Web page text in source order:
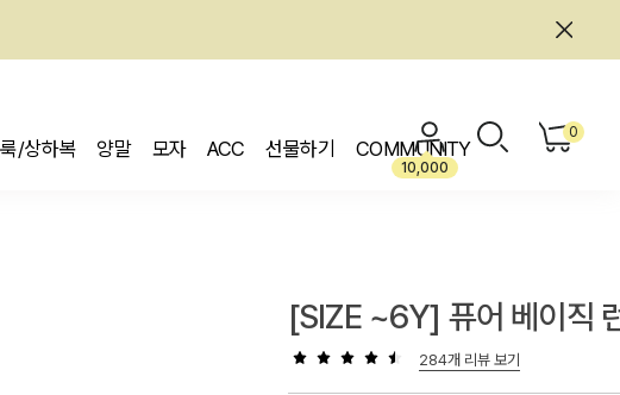
/상하복 양말 모자 ACC 선물하기 COMMUNITY
10,000
0
[SIZE ~6Y] 퓨어 베이직
284개 리뷰 보기